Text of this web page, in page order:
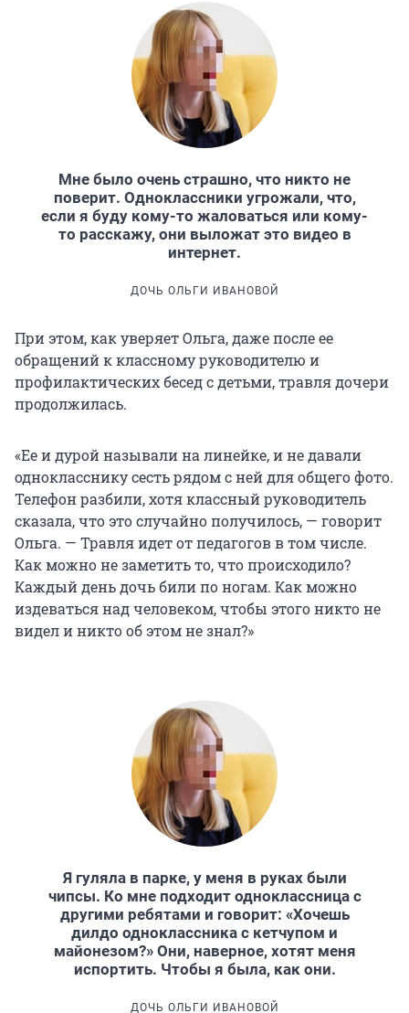
Мне было очень страшно, что никто не
поверит. Одноклассники угрожали, что,
если я буду кому-то жаловаться или кому-
то расскажу, они выложат это видео в
интернет.
ДОЧЬ ОЛЬГИ ИВАНОВОЙ
При этом, как уверяет Ольга, даже после ее
обращений к классному руководителю и
профилактических бесед с детьми, травля дочери
продолжилась.
«Ее и дурой называли на линейке, и не давали
однокласснику сесть рядом с ней для общего фото.
Телефон разбили, хотя классный руководитель
сказала, что это случайно получилось, — говорит
Ольга. — Травля идет от педагогов в том числе.
Как можно не заметить то, что происходило?
Каждый день дочь били по ногам. Как можно
издеваться над человеком, чтобы этого никто не
видел и никто об этом не знал?»
Я гуляла в парке, у меня в руках были
чипсы. Ко мне подходит одноклассница с
другими ребятами и говорит: «Хочешь
дилдо одноклассника с кетчупом и
майонезом?» Они, наверное, хотят меня
испортить. Чтобы я была, как они.
ДОЧЬ ОЛЬГИ ИВАНОВОЙ